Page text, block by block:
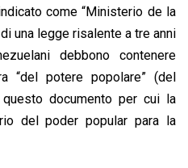
come “Ministerio de la
una legge risalente a tre anni
debbono contenere
“del potere popolare” (del
documento per cui la
del poder popular para la